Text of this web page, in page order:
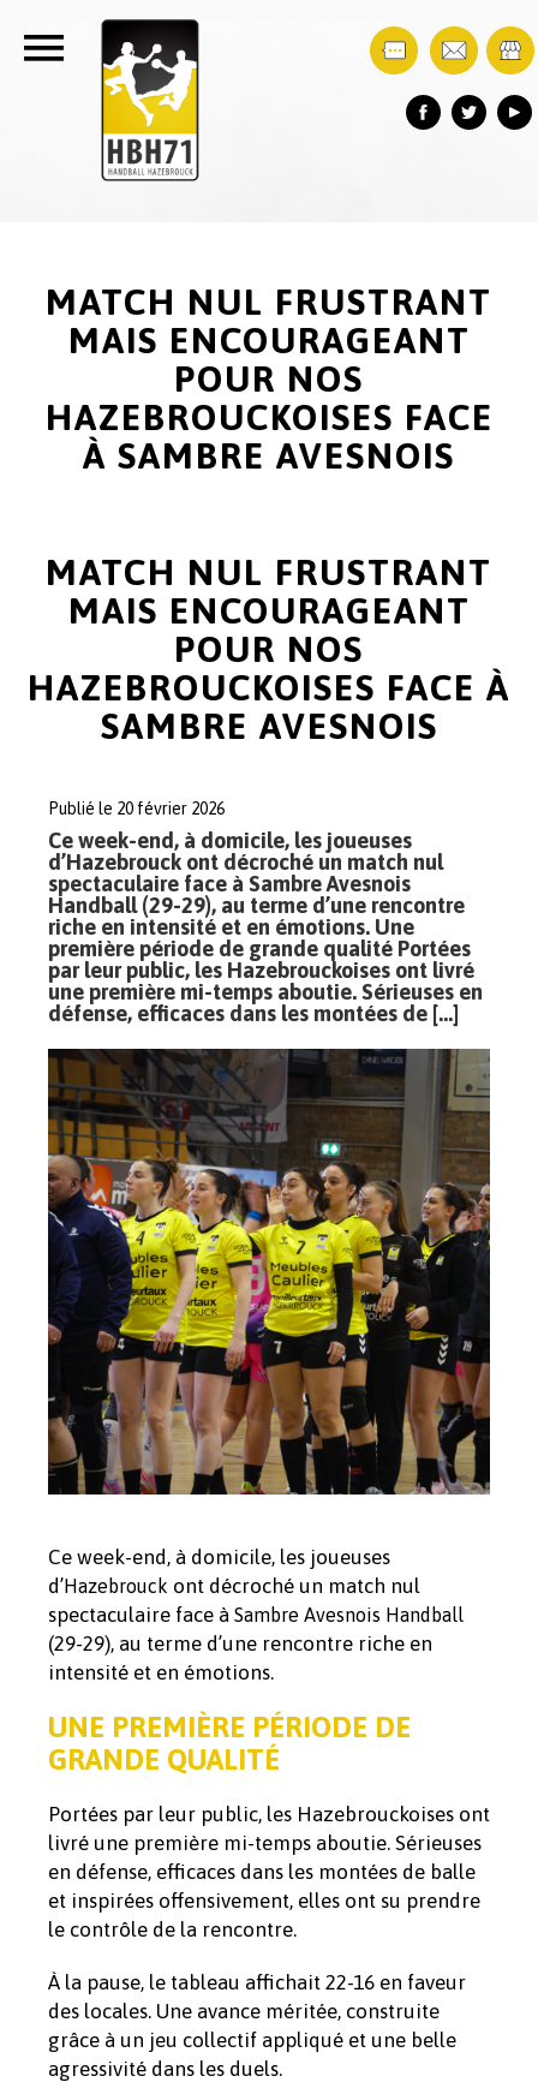
MATCH NUL FRUSTRANT
MAIS ENCOURAGEANT
POUR NOS
HAZEBROUCKOISES FACE
À SAMBRE AVESNOIS
MATCH NUL FRUSTRANT
MAIS ENCOURAGEANT
POUR NOS
HAZEBROUCKOISES FACE À
SAMBRE AVESNOIS
Publié le 20 février 2026
Ce week-end, à domicile, les joueuses
d’Hazebrouck ont décroché un match nul
spectaculaire face à Sambre Avesnois
Handball (29-29), au terme d’une rencontre
riche en intensité et en émotions. Une
première période de grande qualité Portées
par leur public, les Hazebrouckoises ont livré
une première mi-temps aboutie. Sérieuses en
défense, efficaces dans les montées de […]
Ce week-end, à domicile, les joueuses
d’Hazebrouck ont décroché un match nul
spectaculaire face à Sambre Avesnois Handball
(29-29), au terme d’une rencontre riche en
intensité et en émotions.
UNE PREMIÈRE PÉRIODE DE
GRANDE QUALITÉ
Portées par leur public, les Hazebrouckoises ont
livré une première mi-temps aboutie. Sérieuses
en défense, efficaces dans les montées de balle
et inspirées offensivement, elles ont su prendre
le contrôle de la rencontre.
À la pause, le tableau affichait 22-16 en faveur
des locales. Une avance méritée, construite
grâce à un jeu collectif appliqué et une belle
agressivité dans les duels.